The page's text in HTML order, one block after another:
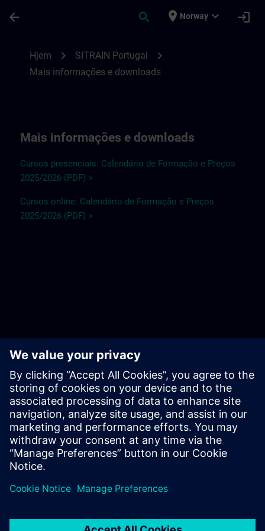
arrow_back search place Norway expand_more login
Hjem chevron_right SITRAIN Portugal chevron_right
Mais informações e downloads
Mais informações e downloads
Cursos presenciais: Calendário de Formação e Preços
2025/2026 (PDF) >
Cursos online: Calendário de Formação e Preços
2025/2026 (PDF) >